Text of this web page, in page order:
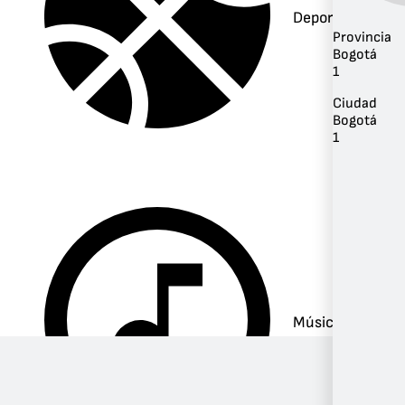
Deportes
Música
Provincia
Bogotá
1
Ciudad
Bogotá
1